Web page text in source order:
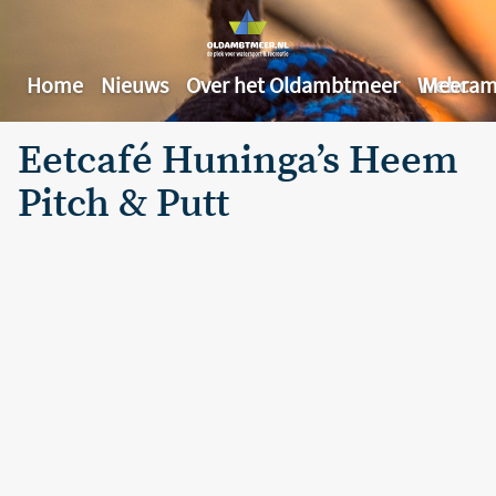
Home Nieuws Over het Oldambtmeer Meer
Eetcafé Huninga’s Heem
Pitch & Putt